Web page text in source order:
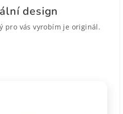
design
pro vás vyrobím je originál.